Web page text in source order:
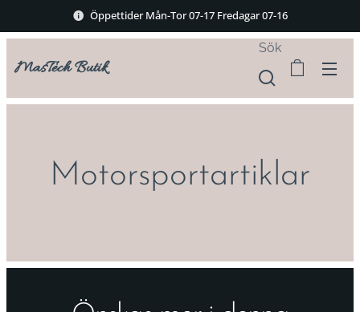
Öppettider Mån-Tor 07-17 Fredagar 07-16
MasTech Butik
Sök
Motorsportartiklar